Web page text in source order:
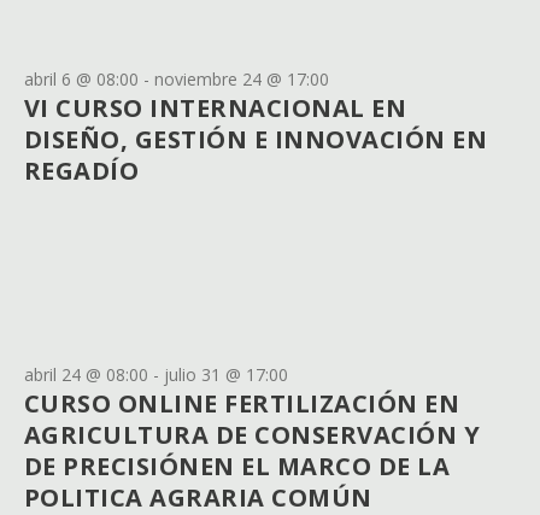
abril 6 @ 08:00 - noviembre 24 @ 17:00
VI CURSO INTERNACIONAL EN
DISEÑO, GESTIÓN E INNOVACIÓN EN
REGADÍO
abril 24 @ 08:00 - julio 31 @ 17:00
CURSO ONLINE FERTILIZACIÓN EN
AGRICULTURA DE CONSERVACIÓN Y
DE PRECISIÓNEN EL MARCO DE LA
POLITICA AGRARIA COMÚN